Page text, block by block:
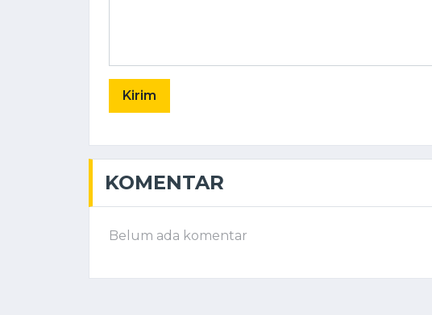
Kirim
KOMENTAR
Belum ada komentar